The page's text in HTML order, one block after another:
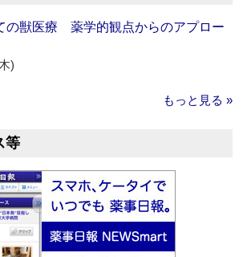
の獣医療 薬学的観点からのアプロー
)
もっと見る »
等